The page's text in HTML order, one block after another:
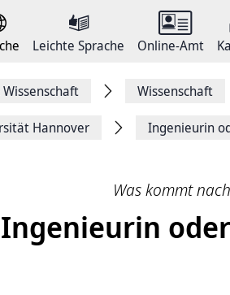
Leichte Sprache Online-Amt
Wissenschaft
Hannover Ingenieurin
Was kommt
Ingenieurin